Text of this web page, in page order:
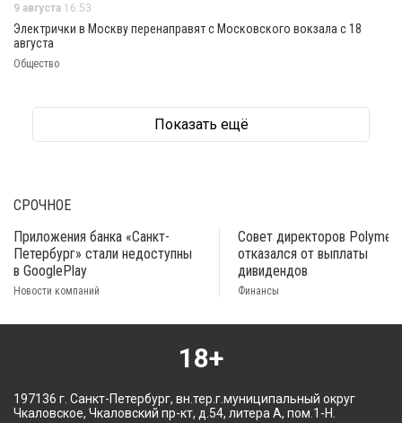
9 августа 16:53
Электрички в Москву перенаправят с Московского вокзала с 18
августа
Общество
Показать ещё
СРОЧНОЕ
Приложения банка «Санкт-
Петербург» стали недоступны
в GooglePlay
Новости компаний
Совет директоров
отказался от выплаты
дивидендов
Финансы
18+
197136 г. Санкт-Петербург, вн.тер.г.муниципальный округ
Чкаловское, Чкаловский пр-кт, д.54, литера А, пом.1-Н.